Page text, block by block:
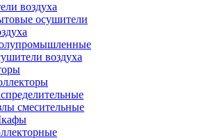
воздуха
осушители
воздуха
смесительные